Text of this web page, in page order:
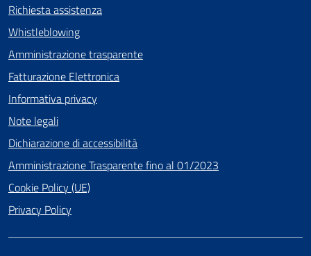
Richiesta assistenza
Whistleblowing
Amministrazione trasparente
Fatturazione Elettronica
Informativa privacy
Note legali
Dichiarazione di accessibilità
Amministrazione Trasparente fino al 01/2023
Cookie Policy (UE)
Privacy Policy